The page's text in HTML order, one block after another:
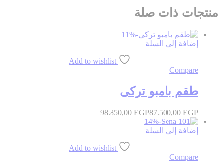
منتجات ذات صلة
-
11%
إضافة إلى السلة
Add to wishlist
Compare
طقم بامبو تركى
87.500,00 EGP
98.850,00EGP
-
14%
إضافة إلى السلة
Add to wishlist
Compare